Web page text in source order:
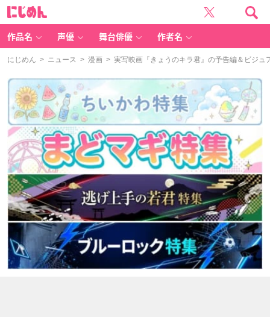
作品名 声優 舞台俳優 作者名
にじめん > ニュース > 漫画 > 実写映画『きょうのキラ君』の予告編＆ビジ